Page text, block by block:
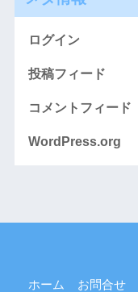
ログイン
投稿フィード
コメントフィード
WordPress.org
ホーム お問合せ